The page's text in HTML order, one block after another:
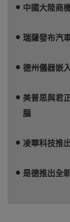
中國大陸商
瑞薩發布汽
德州儀器嵌
美普思與君
腦
凌華科技推
是德推出全